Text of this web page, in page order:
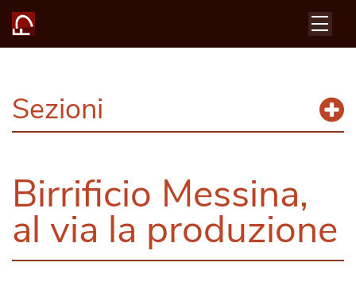
Sezioni
Birrificio Messina,
al via la produzione